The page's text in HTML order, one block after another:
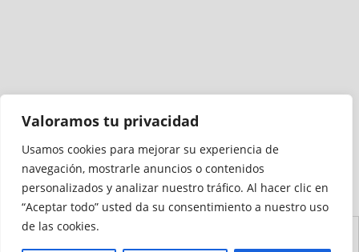
Valoramos tu privacidad
Usamos cookies para mejorar su experiencia de
navegación, mostrarle anuncios o contenidos
personalizados y analizar nuestro tráfico. Al hacer clic en
“Aceptar todo” usted da su consentimiento a nuestro uso
de las cookies.
Medio auditado por